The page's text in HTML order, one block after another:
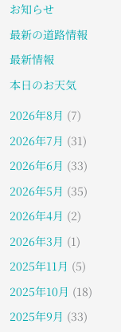
お知らせ
最新の道路情報
最新情報
本日のお天気
2026年8月 (7)
2026年7月 (31)
2026年6月 (33)
2026年5月 (35)
2026年4月 (2)
2026年3月 (1)
2025年11月 (5)
2025年10月 (18)
2025年9月 (33)